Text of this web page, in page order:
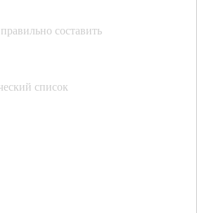
составить
список